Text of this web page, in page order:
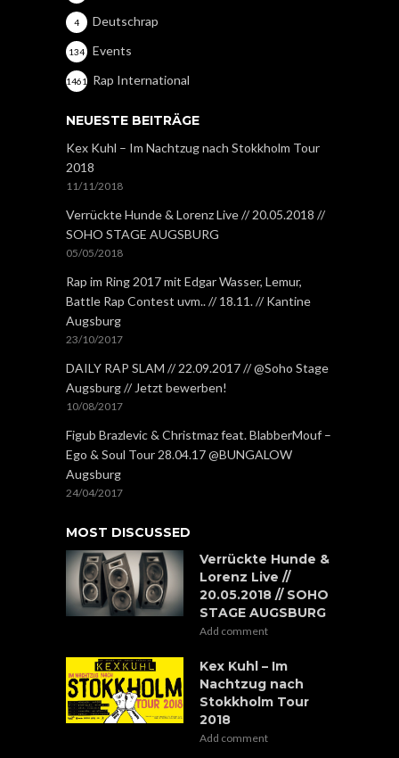
Deutschrap
4
Events
134
Rap International
1461
NEUESTE BEITRÄGE
Kex Kuhl – Im Nachtzug nach Stokkholm Tour
2018
11/11/2018
Verrückte Hunde & Lorenz Live // 20.05.2018 //
SOHO STAGE AUGSBURG
05/05/2018
Rap im Ring 2017 mit Edgar Wasser, Lemur,
Battle Rap Contest uvm.. // 18.11. // Kantine
Augsburg
23/10/2017
DAILY RAP SLAM // 22.09.2017 // @Soho Stage
Augsburg // Jetzt bewerben!
10/08/2017
Figub Brazlevic & Christmaz feat. BlabberMouf –
Ego & Soul Tour 28.04.17 @BUNGALOW
Augsburg
24/04/2017
MOST DISCUSSED
Verrückte Hunde &
Lorenz Live //
20.05.2018 // SOHO
STAGE AUGSBURG
Add comment
Kex Kuhl – Im
Nachtzug nach
Stokkholm Tour
2018
Add comment